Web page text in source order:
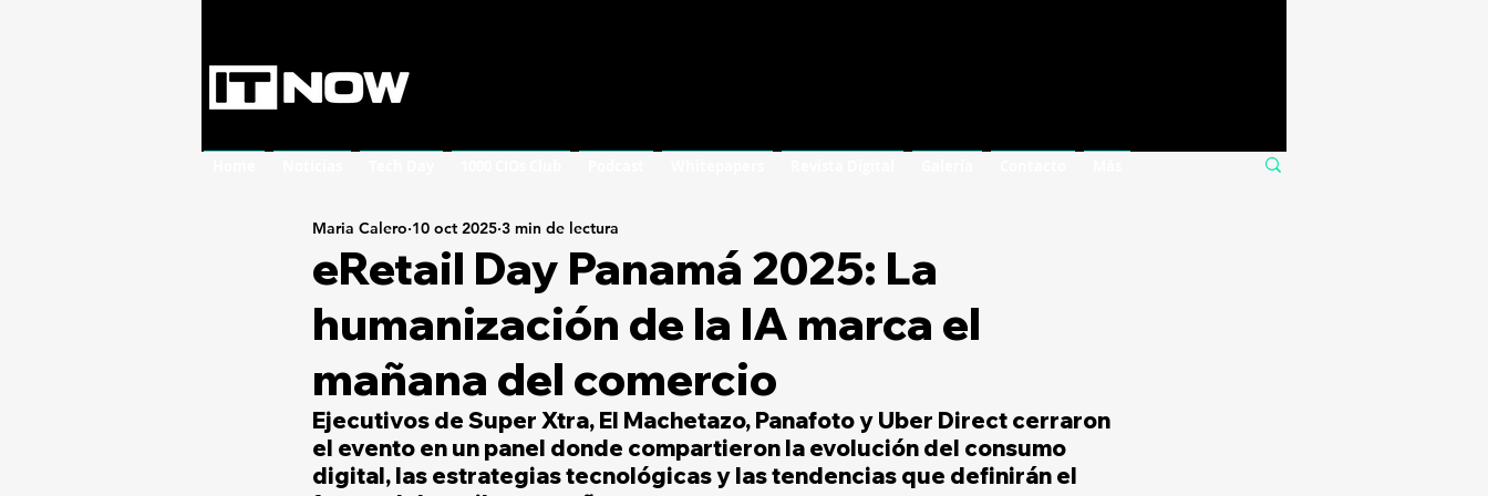
eRetail Day Panamá 2025: La
humanización de la IA marca el
mañana del comercio
Maria Calero 10 oct 2025 3 min de lectura
Ejecutivos de Super Xtra, El Machetazo, Panafoto y Uber Direct cerraron
el evento en un panel donde compartieron la evolución del consumo
digital, las estrategias tecnológicas y las tendencias que definirán el